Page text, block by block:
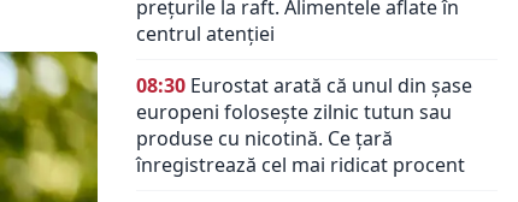
prețurile la raft. Alimentele aflate în
centrul atenției
08:30 Eurostat arată că unul din șase
europeni folosește zilnic tutun sau
produse cu nicotină. Ce țară
înregistrează cel mai ridicat procent